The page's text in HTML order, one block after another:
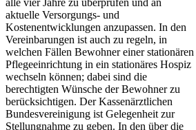
alle vier Jahre zu überprüfen und an
aktuelle Versorgungs- und
Kostenentwicklungen anzupassen. In den
Vereinbarungen ist auch zu regeln, in
welchen Fällen Bewohner einer stationären
Pflegeeinrichtung in ein stationäres Hospiz
wechseln können; dabei sind die
berechtigten Wünsche der Bewohner zu
berücksichtigen. Der Kassenärztlichen
Bundesvereinigung ist Gelegenheit zur
Stellungnahme zu geben. In den über die